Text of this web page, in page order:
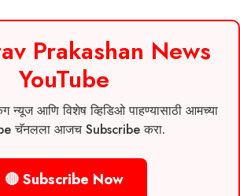
Prakashan News
YouTube
न्यूज आणि विशेष व्हिडिओ पाहण्यासाठी आमच्या
चॅनलला आजच Subscribe करा.
🔴 Subscribe Now